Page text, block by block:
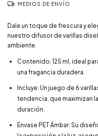
MEDIOS DE ENVÍO
Dale un toque de frescura y
nuestro difusor de varillas
ambiente.
Contenido: 125 ml, ideal
una fragancia duradera.
Incluye: Un juego de 6
tendencia, que maximizan
duración.
Envase PET Ámbar: Su